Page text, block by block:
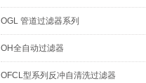
OGL 管道过滤器系列
OH全自动过滤器
OFCL型系列反冲自清洗过滤器